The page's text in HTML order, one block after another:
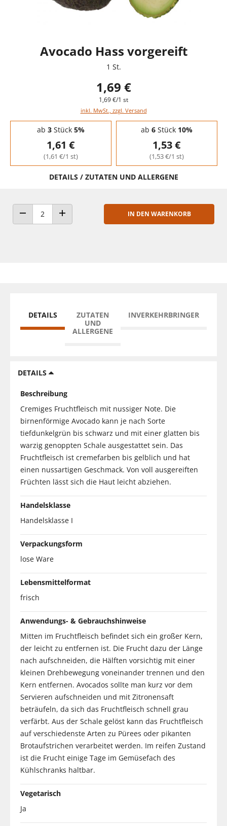
Avocado Hass vorgereift
1 St.
1,69 €
1,69 €/1 st
inkl. MwSt., zzgl. Versand
Staffelpreise - Mengenrabatt
ab 3Stück 5%
1,61 €
(1,61 €/1 st)
ab 6Stück 10%
1,53 €
(1,53 €/1 st)
DETAILS / ZUTATEN UND ALLERGENE
ANZAHL VERRINGERNANZAHL ERHÖHEN
IN DEN WARENKORB
DETAILS
ZUTATEN
UND
ALLERGENE
INVERKEHRBRINGER
DETAILS
Beschreibung
Cremiges Fruchtfleisch mit nussiger Note. Die
birnenförmige Avocado kann je nach Sorte
tiefdunkelgrün bis schwarz und mit einer glatten bis
warzig genoppten Schale ausgestattet sein. Das
Fruchtfleisch ist cremefarben bis gelblich und hat
einen nussartigen Geschmack. Von voll ausgereiften
Früchten lässt sich die Haut leicht abziehen.
Handelsklasse
Handelsklasse I
Verpackungsform
lose Ware
Lebensmittelformat
frisch
Anwendungs- & Gebrauchshinweise
Mitten im Fruchtfleisch befindet sich ein großer Kern,
der leicht zu entfernen ist. Die Frucht dazu der Länge
nach aufschneiden, die Hälften vorsichtig mit einer
kleinen Drehbewegung voneinander trennen und den
Kern entfernen. Avocados sollte man kurz vor dem
Servieren aufschneiden und mit Zitronensaft
beträufeln, da sich das Fruchtfleisch schnell grau
verfärbt. Aus der Schale gelöst kann das Fruchtfleisch
auf verschiedenste Arten zu Pürees oder pikanten
Brotaufstrichen verarbeitet werden. Im reifen Zustand
ist die Frucht einige Tage im Gemüsefach des
Kühlschranks haltbar.
Vegetarisch
Ja